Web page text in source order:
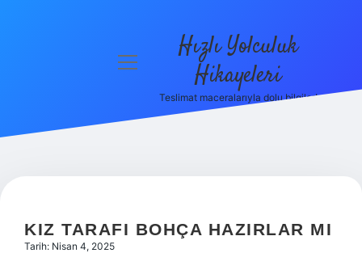
Hakkımızda
menüyü
Hızlı Yolculuk
Hikayeleri
Teslimat maceralarıyla dolu bilgiler!
KIZ TARAFI BOHÇA HAZIRLAR MI
Tarih: Nisan 4, 2025